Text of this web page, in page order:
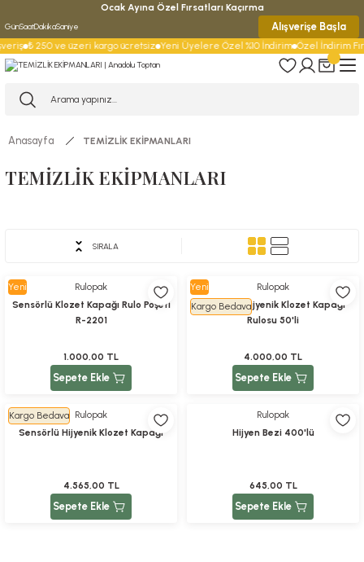
Ocak Ayına Özel Fırsatları Kaçırma
GünSaatDakikaSaniye Alışverişe Başla
₺ 250 ve üzeri kargo ücretsiz Yeni Üyelere Özel %10 İndirim Özel İndirim
Anasayfa TEMİZLİK EKİPMANLARI
TEMİZLİK EKİPMANLARI
SIRALA
Yeni
Rulopak
Sensörlü Klozet Kapağı Rulo Poşeti
R-2201
1.000,00 TL
Sepete Ekle
Yeni
Kargo Bedava
Rulopak
Sensörlü Hijyenik Klozet Kapağı
Rulosu 50'li
4.000,00 TL
Sepete Ekle
Kargo Bedava Rulopak
Sensörlü Hijyenik Klozet Kapağı
4.565,00 TL
Sepete Ekle
Rulopak
Hijyen Bezi 400'lü
645,00 TL
Sepete Ekle